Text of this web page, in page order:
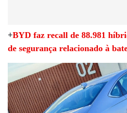
+BYD faz recall de 88.981
de segurança relacionado à